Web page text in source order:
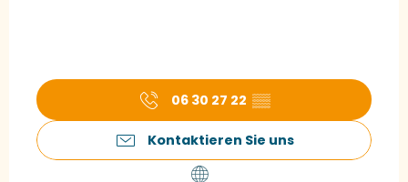
06 30 27 22 ▒▒
Kontaktieren Sie uns